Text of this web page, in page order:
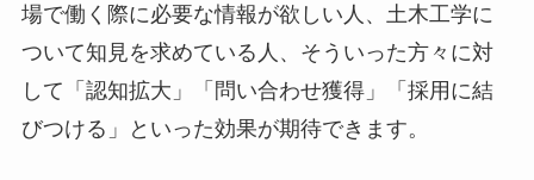
場で働く際に必要な情報が欲しい人、土木工学に
ついて知見を求めている人、そういった方々に対
して「認知拡大」「問い合わせ獲得」「採用に結
びつける」といった効果が期待できます。